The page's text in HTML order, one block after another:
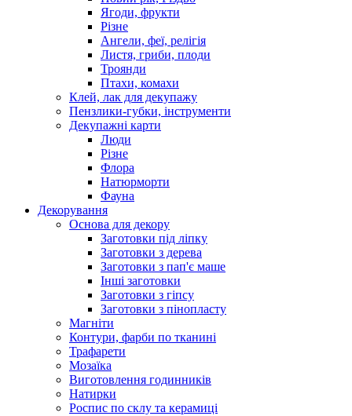
Ягоди, фрукти
Різне
Ангели, феї, релігія
Листя, гриби, плоди
Троянди
Птахи, комахи
Клей, лак для декупажу
Пензлики-губки, інструменти
Декупажні карти
Люди
Різне
Флора
Натюрморти
Фауна
Декорування
Основа для декору
Заготовки під ліпку
Заготовки з дерева
Заготовки з пап'є маше
Інші заготовки
Заготовки з гіпсу
Заготовки з пінопласту
Магніти
Контури, фарби по тканині
Трафарети
Мозаїка
Виготовлення годинників
Натирки
Роспис по склу та керамиці